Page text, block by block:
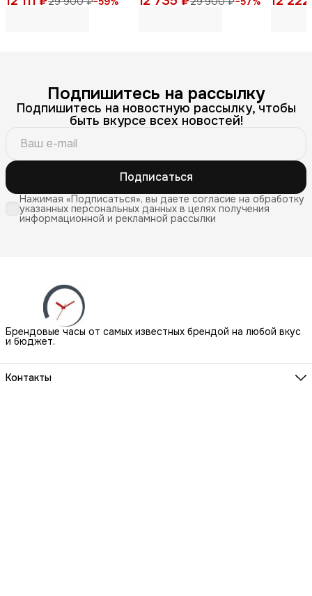
механизм, золотые серебристый сталь
Подпишитесь на рассылку
Подпишитесь на новостную рассылку, чтобы
быть вкурсе всех новостей!
Подписаться
Нажимая «Подписаться», вы даете согласие на обработку
указанных персональных данных в целях получения
информационной и рекламной рассылки
Брендовые часы от самых известных брендой на любой вкус
и бюджет.
Контакты